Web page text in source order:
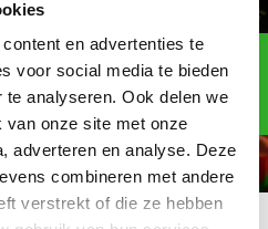
en advertenties te
voor social media te bieden
analyseren. Ook delen we
van onze site met onze
adverteren en analyse. Deze
combineren met andere
verstrekt of die ze hebben
Elf-elf
over
95